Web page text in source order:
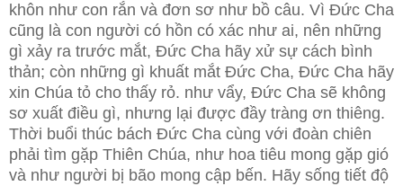
khôn như con rắn và đơn sơ như bồ câu. Vì Đức Cha
cũng là con người có hồn có xác như ai, nên những
gì xảy ra trước mắt, Đức Cha hãy xử sự cách bình
thản; còn những gì khuất mắt Đức Cha, Đức Cha hãy
xin Chúa tỏ cho thấy rỏ. như vẩy, Đức Cha sẽ không
sơ xuất điều gì, nhưng lại được đầy tràng ơn thiêng.
Thời buổi thúc bách Đức Cha cùng với đoàn chiên
phải tìm gặp Thiên Chúa, như hoa tiêu mong gặp gió
và như người bị bão mong cập bến. Hãy sống tiết độ